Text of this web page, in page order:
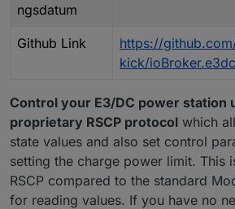
ngsdatum
Github Link
https://
kick/
Control your E3/DC power station
proprietary RSCP protocol which
state values and also set control
setting the charge power limit. This
RSCP compared to the standard
for reading values. If you have no